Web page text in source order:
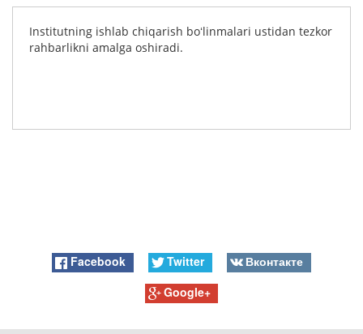
Institutning ishlab chiqarish boʻlinmalari ustidan tezkor
rahbarlikni amalga oshiradi.
Facebook Twitter
Вконтакте
Google+